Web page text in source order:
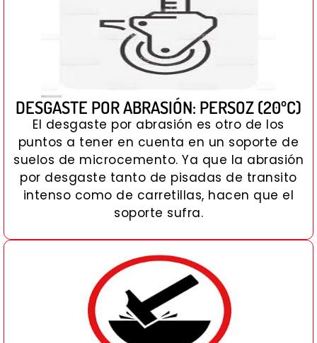
DESGASTE POR ABRASIÓN: PERSOZ (20ºC)
El desgaste por abrasión es otro de los
puntos a tener en cuenta en un soporte de
suelos de microcemento. Ya que la abrasión
por desgaste tanto de pisadas de transito
intenso como de carretillas, hacen que el
soporte sufra.